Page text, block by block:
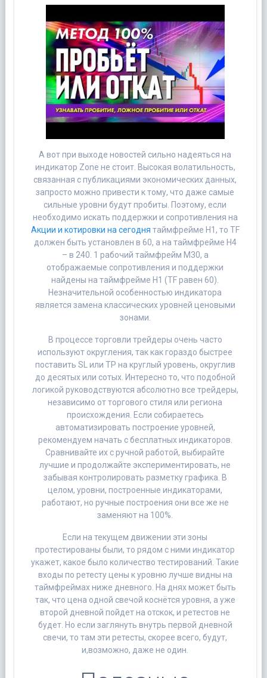
А вот при выходе новостей сильно надеяться на
индикатор Zone не стоит. Высокая волатильность,
связанная с публикациями экономических данных,
запросто можно привести к тому, что даже самые
сильные уровни будут пробиты. Поэтому, если
необходимо искать поддержки и сопротивления на
Акции и котировки на сегодня таймфрейме H1, то TF
должен быть установлен в 60, а на таймфрейме H4
– в 240. 1 рабочий таймфрейм M30, а
отображаемые сопротивления и поддержки
найдены на таймфрейме H1 (TF равен 60).
Незначительной особенностью индикатора
является замена классических уровней ценовыми
зонами.
В процессе торговли трейдеры очень часто
используют округления, так как гораздо быстрее
поставить SL или TP на круглый уровень, округлив
до десятых или сотых. Интересно то, что подобной
логикой руководствуются абсолютно все трейдеры,
независимо от торгового стиля или региона
происхождения. Если собираетесь
автоматизировать построение уровней,
рекомендуем начать с бесплатных индикаторов.
Сравнивайте их с ручной работой, выбирайте
лучшие и продолжайте экспериментировать, не
забывая контролировать разметку графика. В
целом, уровни, построенные индикаторами,
работают, но ручные построения они все же не
заменяют на 100%.
Если на текущем движении эти зоны
протестированы были, то рядом с ними индикатор
укажет, какое было количество тестирований. Такие
входы по ретесту цены к уровню лучше видны на
таймфреймах ниже дневного. На днях может быть
так, что цена одной свечой коснётся уровня, а уже
второй дневной пойдет на отскок, и ретестов не
будет. Но если заглянуть внутрь первой дневной
свечи, то там эти ретесты, скорее всего, будут,
и,возможно, даже не один.